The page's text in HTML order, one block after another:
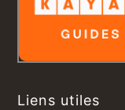
Liens utiles